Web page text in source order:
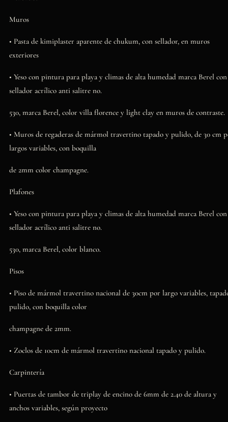
Muros
• Pasta de kimiplaster aparente de chukum, con sellador, en muros
exteriores
• Yeso con pintura para playa y climas de alta humedad marca Berel con
sellador acrílico anti salitre no.
530, marca Berel, color villa florence y light clay en muros de contraste.
• Muros de regaderas de mármol travertino tapado y pulido, de 30 cm
largos variables, con boquilla
de 2mm color champagne.
Plafones
• Yeso con pintura para playa y climas de alta humedad marca Berel con
sellador acrílico anti salitre no.
530, marca Berel, color blanco.
Pisos
• Piso de mármol travertino nacional de 30cm por largo variables,
pulido, con boquilla color
champagne de 2mm.
• Zoclos de 10cm de mármol travertino nacional tapado y pulido.
Carpintería
• Puertas de tambor de triplay de encino de 6mm de 2.40 de altura y
anchos variables, según proyecto